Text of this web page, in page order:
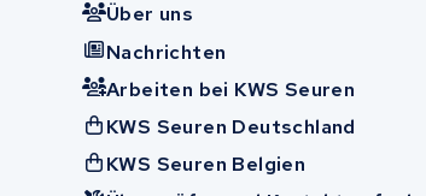
Über uns
Nachrichten
Arbeiten bei KWS Seuren
KWS Seuren Deutschland
KWS Seuren Belgien